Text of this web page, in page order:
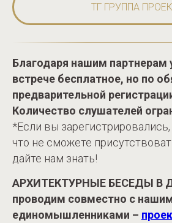
ТГ ГРУППА
Благодаря нашим партнерам
встрече бесплатное, но по
предварительной
Количество слушателей
*Если вы
что не сможете
дайте нам знать!
АРХИТЕКТУРНЫЕ БЕСЕДЫ В
проводим совместно с
единомышленниками –